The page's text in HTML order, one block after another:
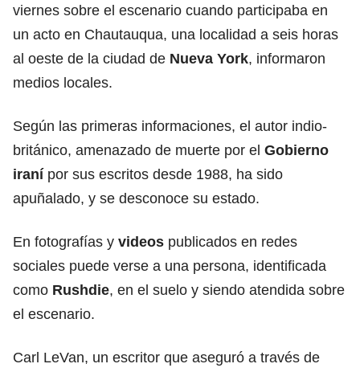
viernes sobre el escenario cuando participaba en
un acto en Chautauqua, una localidad a seis horas
al oeste de la ciudad de Nueva York, informaron
medios locales.
Según las primeras informaciones, el autor indio-
británico, amenazado de muerte por el Gobierno
iraní por sus escritos desde 1988, ha sido
apuñalado, y se desconoce su estado.
En fotografías y videos publicados en redes
sociales puede verse a una persona, identificada
como Rushdie, en el suelo y siendo atendida sobre
el escenario.
Carl LeVan, un escritor que aseguró a través de